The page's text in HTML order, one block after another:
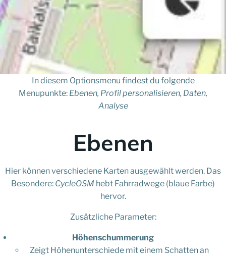
In diesem Optionsmenu findest du folgende
Menupunkte: Ebenen, Profil personalisieren, Daten,
Analyse
Ebenen
Hier können verschiedene Karten ausgewählt werden. Das
Besondere: CycleOSM hebt Fahrradwege (blaue Farbe)
hervor.
Zusätzliche Parameter:
Höhenschummerung
Zeigt Höhenunterschiede mit einem Schatten an